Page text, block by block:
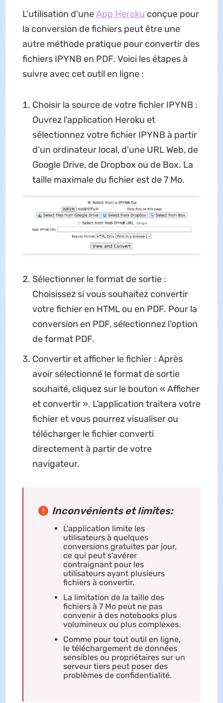
L'utilisation d'uneApp Heroku conçue pour
la conversion de fichiers peut être une
autre méthode pratique pour convertir des
fichiers IPYNB en PDF. Voici les étapes à
suivre avec cet outil en ligne :
Choisir la source de votre fichier IPYNB :
Ouvrez l'application Heroku et
sélectionnez votre fichier IPYNB à partir
d'un ordinateur local, d'une URL Web, de
Google Drive, de Dropbox ou de Box. La
taille maximale du fichier est de 7 Mo.
Sélectionner le format de sortie :
Choisissez si vous souhaitez convertir
votre fichier en HTML ou en PDF. Pour la
conversion en PDF, sélectionnez l'option
de format PDF.
Convertir et afficher le fichier : Après
avoir sélectionné le format de sortie
souhaité, cliquez sur le bouton « Afficher
et convertir ». L'application traitera votre
fichier et vous pourrez visualiser ou
télécharger le fichier converti
directement à partir de votre
navigateur.
Inconvénients et limites:
L'application limite les
utilisateurs à quelques
conversions gratuites par jour,
ce qui peut s'avérer
contraignant pour les
utilisateurs ayant plusieurs
fichiers à convertir.
La limitation de la taille des
fichiers à 7 Mo peut ne pas
convenir à des notebooks plus
volumineux ou plus complexes.
Comme pour tout outil en ligne,
le téléchargement de données
sensibles ou propriétaires sur un
serveur tiers peut poser des
problèmes de confidentialité.